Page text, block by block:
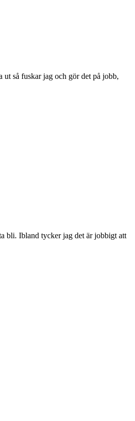
ut så fuskar jag och gör det på jobb,
bli. Ibland tycker jag det är jobbigt att